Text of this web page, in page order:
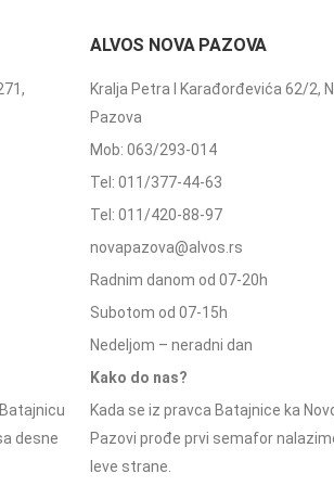
desne
ALVOS NOVA PAZOVA
Kralja Petra I Karađorđevića 62/2,
Pazova
Mob: 063/293-014
Tel: 011/377-44-63
Tel: 011/420-88-97
novapazova@alvos.rs
Radnim danom od 07-20h
Subotom od 07-15h
Nedeljom – neradni dan
Kako do nas?
Kada se iz pravca Batajnice ka
Pazovi prođe prvi semafor
leve strane.